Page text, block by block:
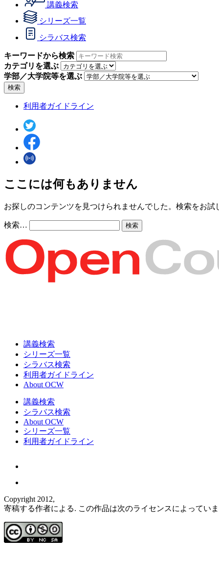
講義検索
シリーズ一覧
シラバス検索
キーワードから検索
カテゴリを選ぶ
学部／大学院等を選ぶ
検索
利用者ガイドライン
ここには何もありません
お探しのコンテンツを見つけられませんでした。検索をお試
検索…
講義検索
シリーズ一覧
シラバス検索
利用者ガイドライン
About OCW
講義検索
シラバス検索
About OCW
シリーズ一覧
利用者ガイドライン
Copyright 2012,
寄稿する作者による. この作品は次のライセンスによってい